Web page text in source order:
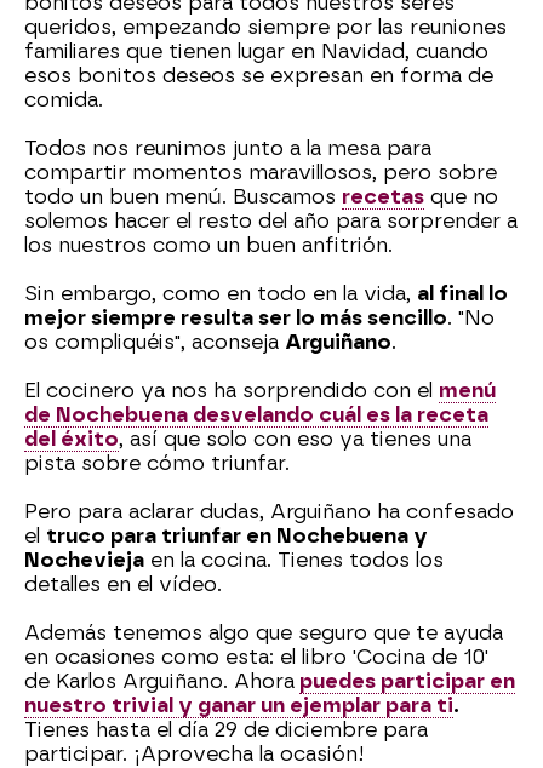
queridos, empezando siempre por las reuniones
familiares que tienen lugar en Navidad, cuando
esos bonitos deseos se expresan en forma de
comida.
Todos nos reunimos junto a la mesa para
compartir momentos maravillosos, pero sobre
todo un buen menú. Buscamos recetas que no
solemos hacer el resto del año para sorprender a
los nuestros como un buen anfitrión.
Sin embargo, como en todo en la vida, al final lo
mejor siempre resulta ser lo más sencillo. "No
os compliquéis", aconseja Arguiñano.
El cocinero ya nos ha sorprendido con el menú
de Nochebuena desvelando cuál es la receta
del éxito, así que solo con eso ya tienes una
pista sobre cómo triunfar.
Pero para aclarar dudas, Arguiñano ha confesado
el truco para triunfar en Nochebuena y
Nochevieja en la cocina. Tienes todos los
detalles en el vídeo.
Además tenemos algo que seguro que te ayuda
en ocasiones como esta: el libro 'Cocina de 10'
de Karlos Arguiñano. Ahora puedes participar en
nuestro trivial y ganar un ejemplar para ti.
Tienes hasta el día 29 de diciembre para
participar. ¡Aprovecha la ocasión!